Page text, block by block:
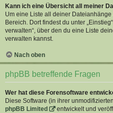
Kann ich eine Übersicht all meiner
Um eine Liste all deiner
Bereich. Dort findest du unter
verwalten“, über den du eine Liste
verwalten kannst.
Nach oben
phpBB betreffende Fragen
Wer hat diese Forensoftware
Diese Software (in ihrer
phpBB Limited
entwickelt und